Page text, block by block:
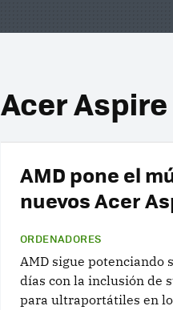
Acer Aspire
AMD pone el
nuevos Acer
ORDENADORES
AMD sigue potenciando
días con la inclusión de
para ultraportátiles en